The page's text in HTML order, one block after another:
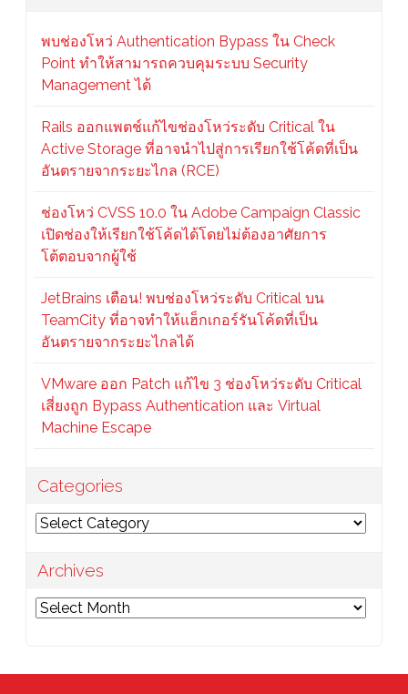
พบช่องโหว่ Authentication Bypass ใน Check
Point ทำให้สามารถควบคุมระบบ Security
Management ได้
Rails ออกแพตช์แก้ไขช่องโหว่ระดับ Critical ใน
Active Storage ที่อาจนำไปสู่การเรียกใช้โค้ดที่เป็น
อันตรายจากระยะไกล (RCE)
ช่องโหว่ CVSS 10.0 ใน Adobe Campaign Classic
เปิดช่องให้เรียกใช้โค้ดได้โดยไม่ต้องอาศัยการ
โต้ตอบจากผู้ใช้
JetBrains เตือน! พบช่องโหว่ระดับ Critical บน
TeamCity ที่อาจทำให้แฮ็กเกอร์รันโค้ดที่เป็น
อันตรายจากระยะไกลได้
VMware ออก Patch แก้ไข 3 ช่องโหว่ระดับ Critical
เสี่ยงถูก Bypass Authentication และ Virtual
Machine Escape
Categories
Categories
Archives
Archives